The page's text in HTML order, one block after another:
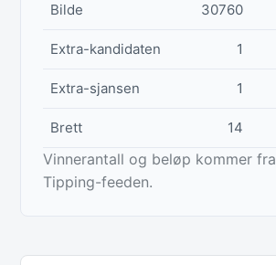
Bilde 30760
Extra-kandidaten 1
Extra-sjansen 1
Brett 14
Vinnerantall og beløp kommer fra
Tipping-feeden.